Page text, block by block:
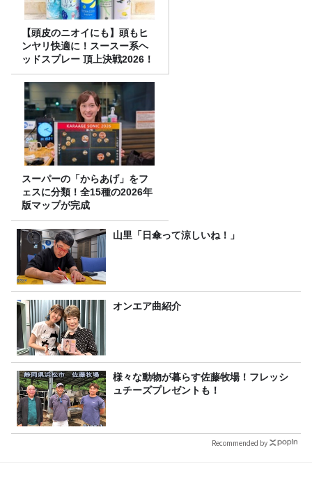
【頭皮のニオイにも】頭もヒ
ンヤリ快適に！スースー系ヘ
ッドスプレー 頂上決戦2026！
スーパーの「からあげ」をフ
ェスに分類！全15種の2026年
版マップが完成
山里「日傘って涼しいね！」
オンエア曲紹介
様々な動物が暮らす佐藤牧場！フレッシ
ュチーズプレゼントも！
Recommended by